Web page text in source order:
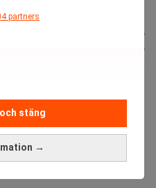
partners
→
stäng
08 aug. 2026
08 aug. 2026
för att kunna
ett nytt samarbete
naturgasbaserad kraft till